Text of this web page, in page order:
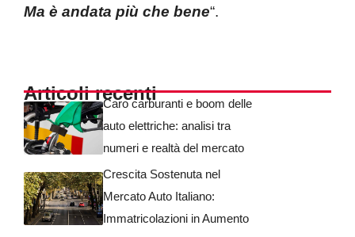
Ma è andata più che bene“.
Articoli recentiCaro carburanti e boom delle
auto elettriche: analisi tra
numeri e realtà del mercato
Crescita Sostenuta nel
Mercato Auto Italiano:
Immatricolazioni in Aumento